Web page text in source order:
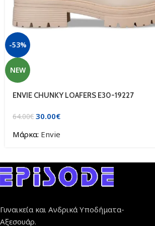
-53%
NEW
ENVIE CHUNKY LOAFERS E30-19227
64.00€ 30.00€
Μάρκα: Envie
Γυναικεία και Ανδρικά Υποδήματα-
Αξεσουάρ.